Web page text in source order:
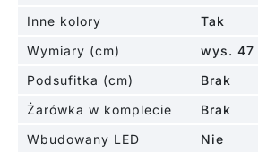
Inne kolory
Tak
Wymiary (cm)
wys. 47
Podsufitka (cm)
Brak
Żarówka w komplecie
Brak
Wbudowany LED
Nie